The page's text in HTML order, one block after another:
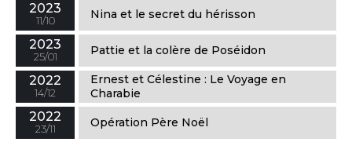
2023
11/10 Nina et le secret du hérisson
2023
25/01 Pattie et la colère de Poséidon
2022
14/12
Ernest et Célestine : Le Voyage en
Charabie
2022
23/11 Opération Père Noël